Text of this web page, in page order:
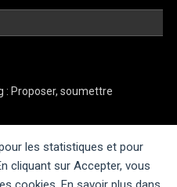
les statistiques et pour
cliquant sur Accepter, vous
: Proposer, soumettre